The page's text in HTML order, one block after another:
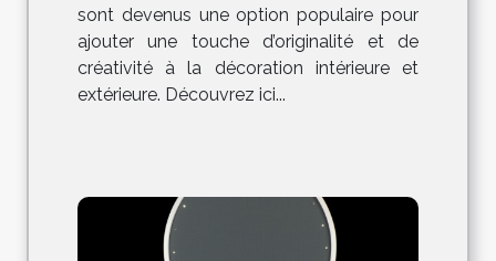
sont devenus une option populaire pour
ajouter une touche d’originalité et de
créativité à la décoration intérieure et
extérieure. Découvrez ici...